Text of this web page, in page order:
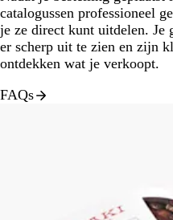
catalogussen professioneel
je ze direct kunt uitdelen. Je
er scherp uit te zien en zijn
ontdekken wat je verkoopt.
FAQs